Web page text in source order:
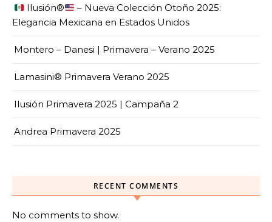
Ilusión®️
– Nueva Colección Otoño 2025:
Elegancia Mexicana en Estados Unidos
Montero – Danesi | Primavera – Verano 2025
Lamasini® Primavera Verano 2025
Ilusión Primavera 2025 | Campaña 2
Andrea Primavera 2025
RECENT COMMENTS
No comments to show.